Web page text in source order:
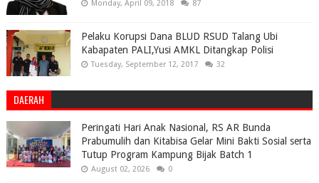
Monday, April 09, 2018 87
Pelaku Korupsi Dana BLUD RSUD Talang Ubi
Kabapaten PALI,Yusi AMKL Ditangkap Polisi
Tuesday, September 12, 2017 32
DAERAH
Peringati Hari Anak Nasional, RS AR Bunda
Prabumulih dan Kitabisa Gelar Mini Bakti Sosial serta
Tutup Program Kampung Bijak Batch 1
August 02, 2026 0